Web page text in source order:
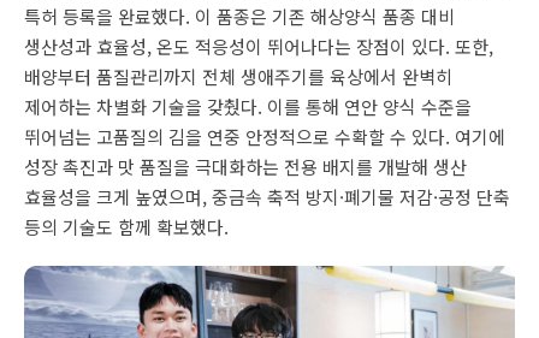
특허 등록을 완료했다. 이 품종은 기존 해상양식 품종 대비
생산성과 효율성, 온도 적응성이 뛰어나다는 장점이 있다. 또한,
배양부터 품질관리까지 전체 생애주기를 육상에서 완벽히
제어하는 차별화 기술을 갖췄다. 이를 통해 연안 양식 수준을
뛰어넘는 고품질의 김을 연중 안정적으로 수확할 수 있다. 여기에
성장 촉진과 맛 품질을 극대화하는 전용 배지를 개발해 생산
효율성을 크게 높였으며, 중금속 축적 방지·폐기물 저감·공정 단축
등의 기술도 함께 확보했다.